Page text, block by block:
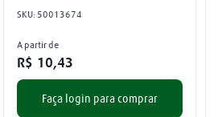
SKU: 50013674
A partir de
R$ 10,43
Faça login para comprar